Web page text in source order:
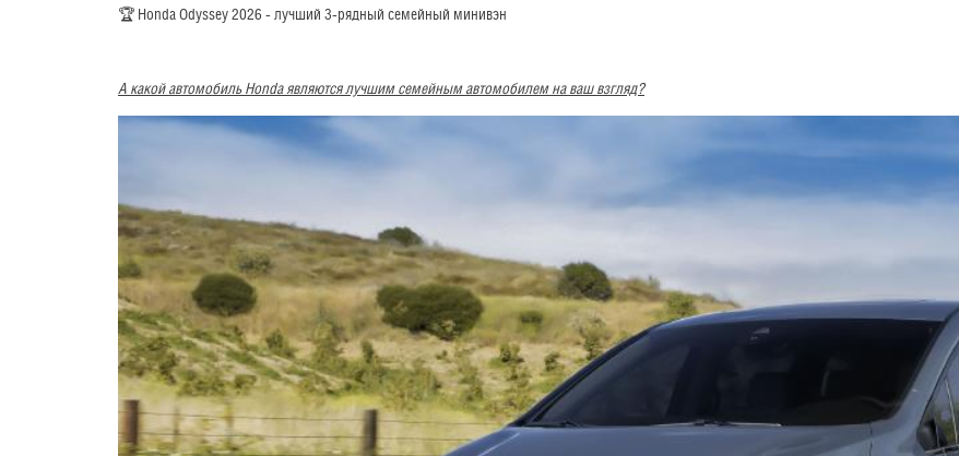
🏆 Honda Odyssey 2026 - лучший 3-рядный семейный минивэн
А какой автомобиль Honda являются лучшим семейным автомобилем на ваш взгляд?